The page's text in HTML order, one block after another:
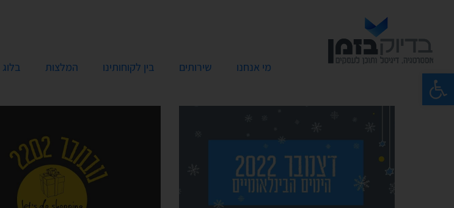
פתח סרגל נגישות מי אנחנו שירותים בין לקוחותינו המלצות בלוג